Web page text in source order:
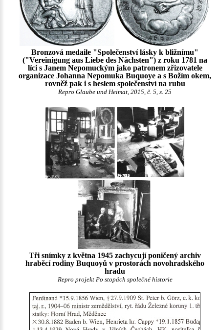
Bronzová medaile "Společenství lásky k bližnímu"
("Vereinigung aus Liebe des Nächsten") z roku 1781 na
líci s Janem Nepomuckým jako patronem zřizovatele
organizace Johanna Nepomuka Buquoye a s Božím okem,
rovněž pak i s heslem společenství na rubu
Repro Glaube und Heimat, 2015, č. 5, s. 25
Tři snímky z května 1945 zachycují poničený archiv
hraběcí rodiny Buquoyů v prostorách novohradského
hradu
Repro projekt Po stopách společné historie